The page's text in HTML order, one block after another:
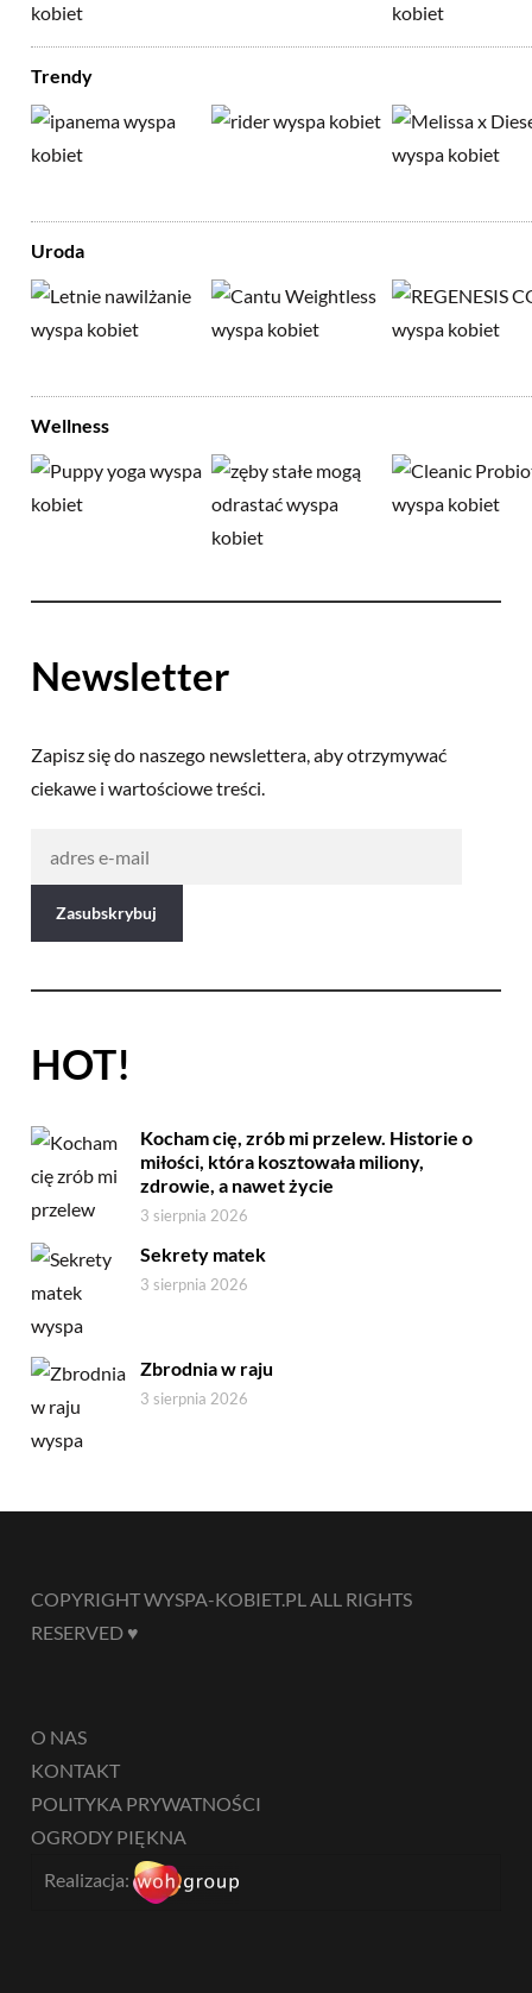
Trendy
Uroda
Wellness
Newsletter
Zapisz się do naszego newslettera, aby otrzymywać
ciekawe i wartościowe treści.
HOT!
Kocham cię, zrób mi przelew. Historie o
miłości, która kosztowała miliony,
zdrowie, a nawet życie
3 sierpnia 2026
Sekrety matek
3 sierpnia 2026
Zbrodnia w raju
3 sierpnia 2026
COPYRIGHT WYSPA-KOBIET.PL ALL RIGHTS
RESERVED ♥
O NAS
KONTAKT
POLITYKA PRYWATNOŚCI
OGRODY PIĘKNA
Realizacja: